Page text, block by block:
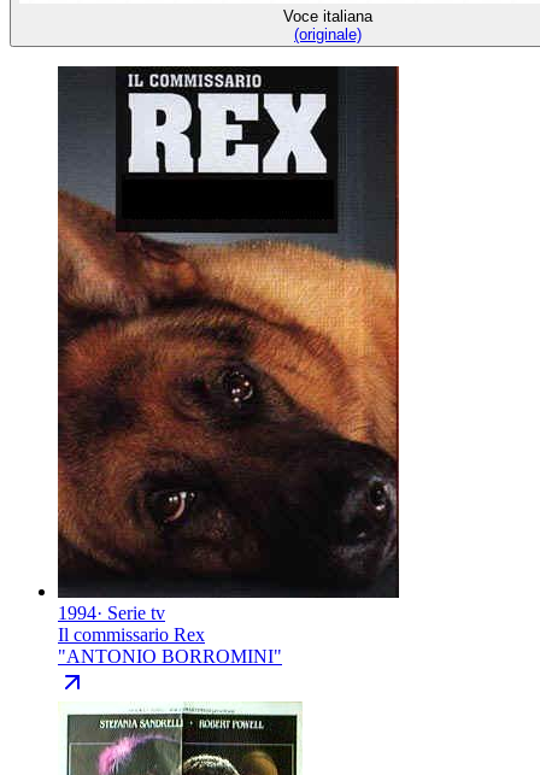
Voce italiana
(originale)
1994· Serie tv
Il commissario Rex
"ANTONIO BORROMINI"